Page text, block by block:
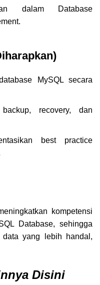
dalam Database
MySQL secara
recovery, dan
best practice
kompetensi
Database, sehingga
data yang lebih handal,
Disini